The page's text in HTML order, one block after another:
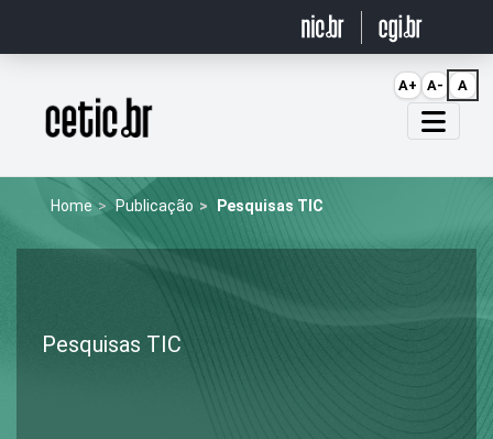
Página inicial
Home Publicação Pesquisas TIC
Pesquisas TIC
A+ A- A